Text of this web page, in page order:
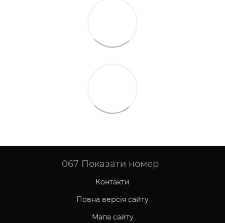
067 Показати номер
Контакти
Повна версія сайту
Мапа сайту